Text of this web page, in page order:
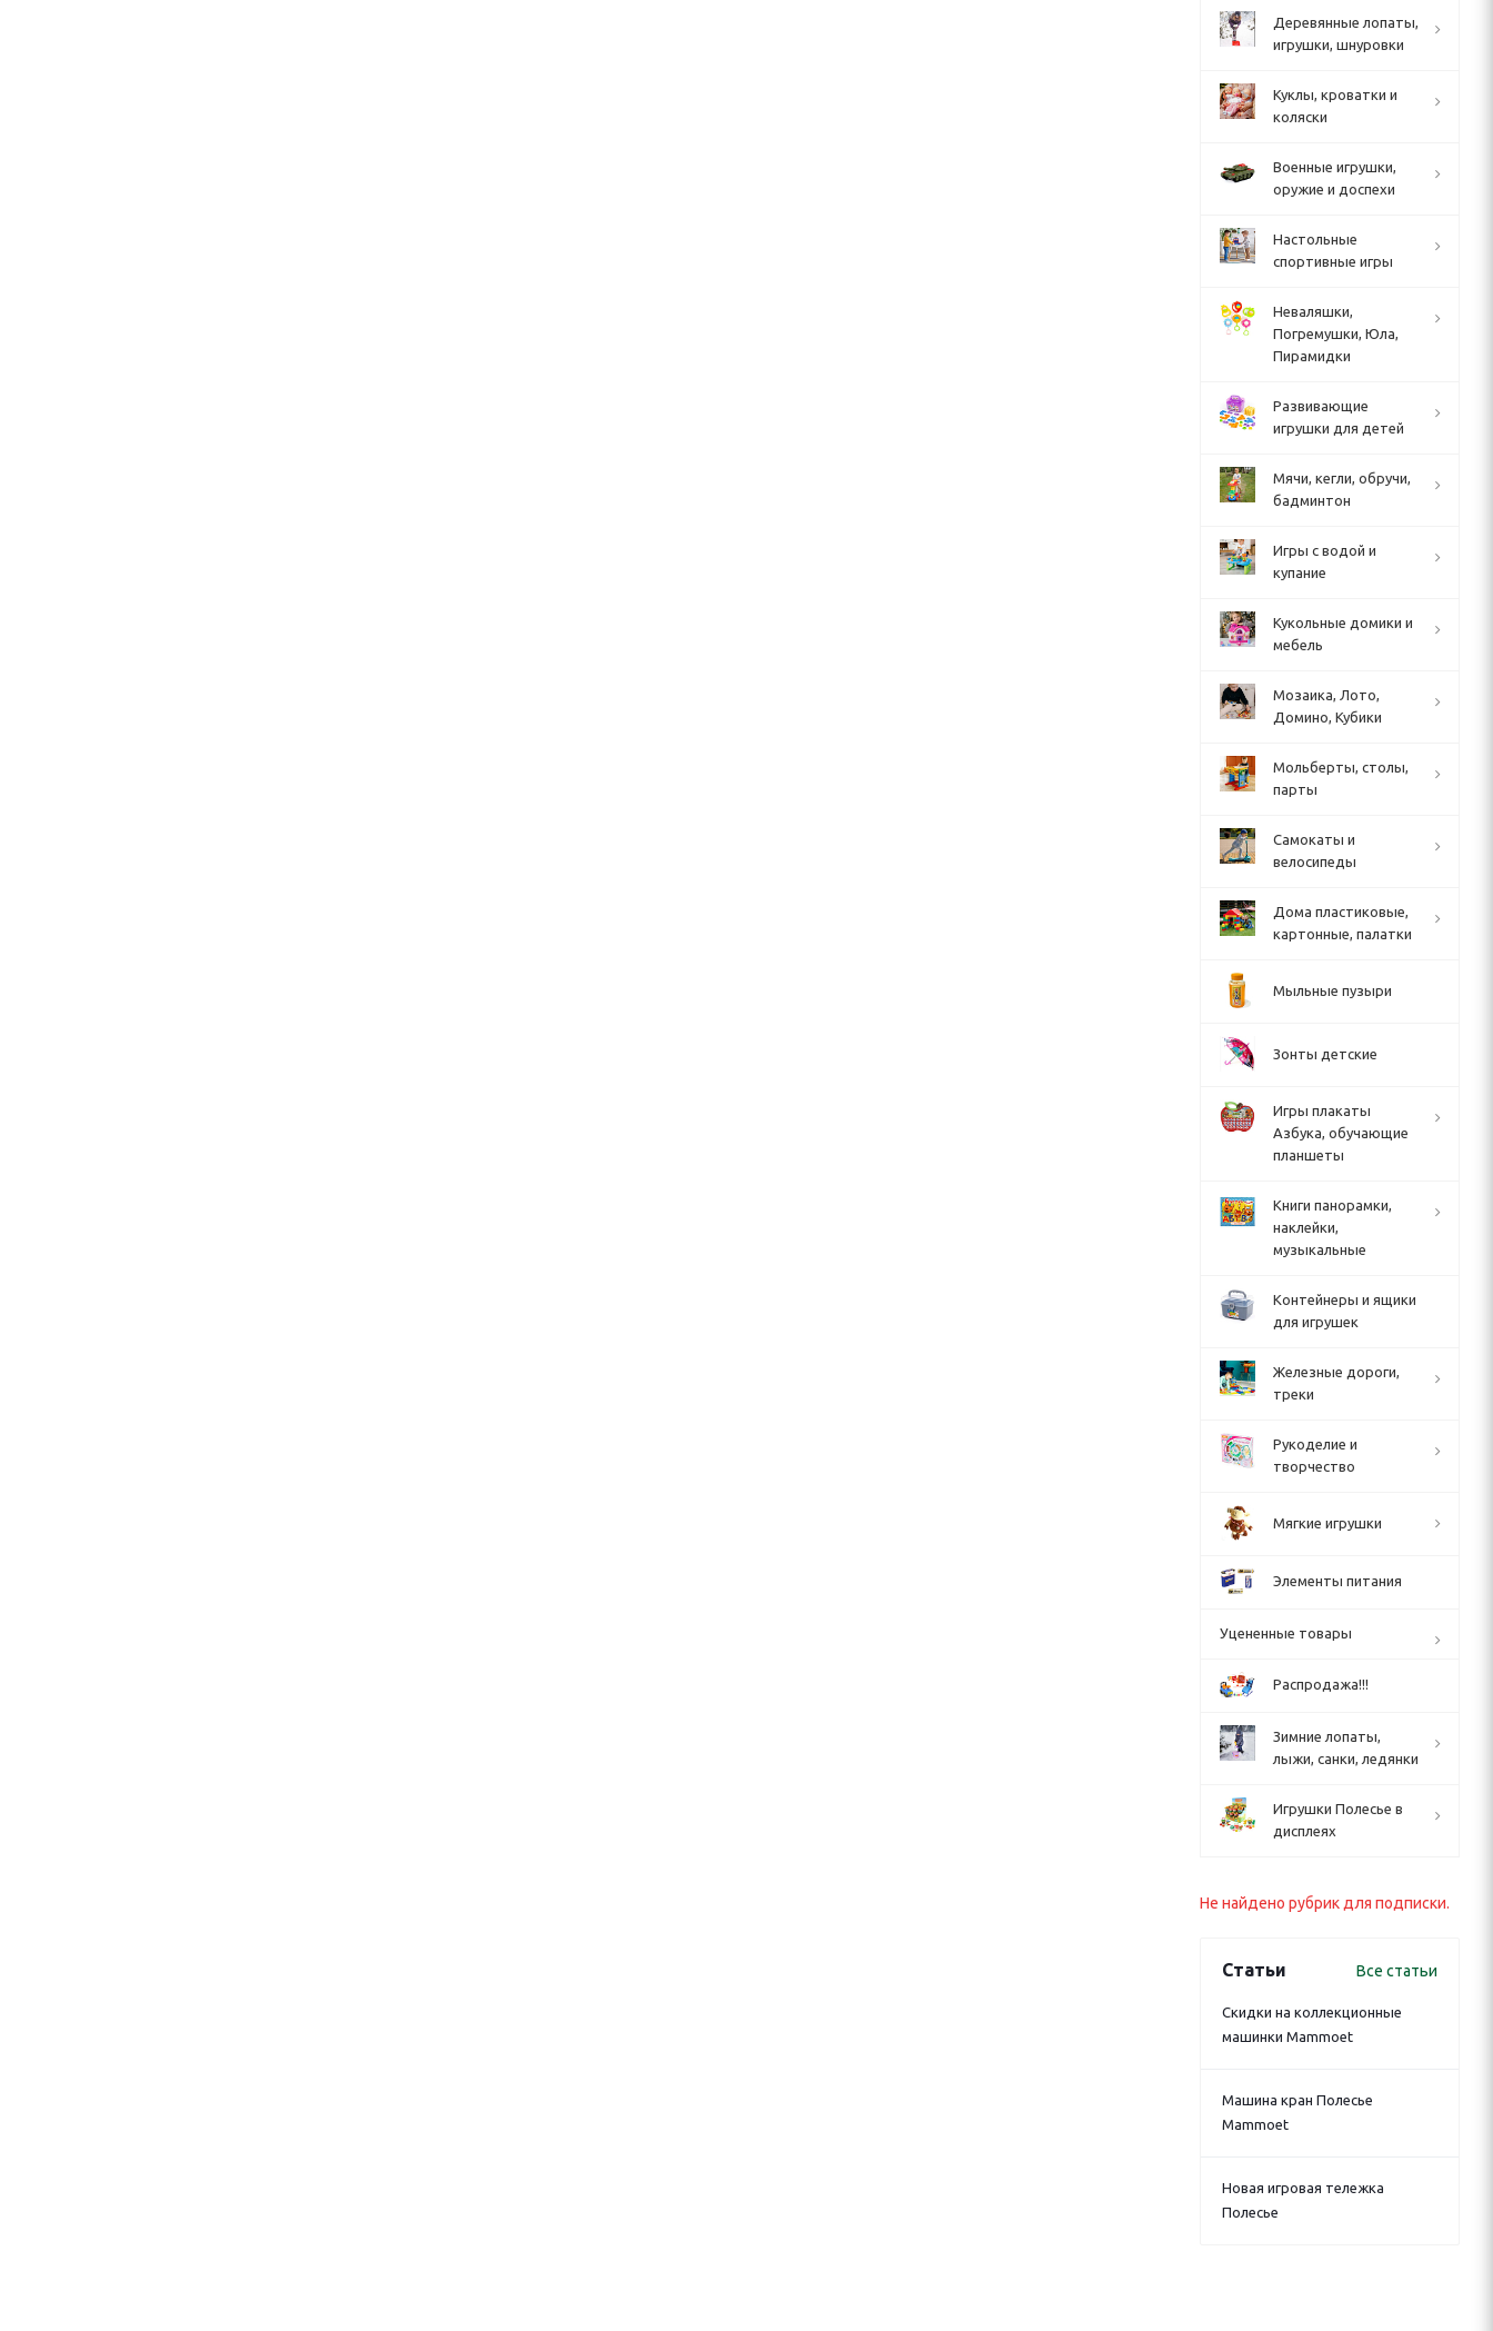
Деревянные лопаты,
игрушки, шнуровки
Куклы, кроватки и
коляски
Военные игрушки,
оружие и доспехи
Настольные
спортивные игры
Неваляшки,
Погремушки, Юла,
Пирамидки
Развивающие
игрушки для детей
Мячи, кегли, обручи,
бадминтон
Игры с водой и
купание
Кукольные домики и
мебель
Мозаика, Лото,
Домино, Кубики
Мольберты, столы,
парты
Cамокаты и
велосипеды
Дома пластиковые,
картонные, палатки
Мыльные пузыри
Зонты детские
Игры плакаты
Азбука, обучающие
планшеты
Книги панорамки,
наклейки,
музыкальные
Контейнеры и ящики
для игрушек
Железные дороги,
треки
Рукоделие и
творчество
Мягкие игрушки
Элементы питания
Уцененные товары
Распродажа!!!
Зимние лопаты,
лыжи, санки, ледянки
Игрушки Полесье в
дисплеях
Не найдено рубрик для подписки.
Статьи Все статьи
Скидки на коллекционные
машинки Mammoet
Машина кран Полесье
Mammoet
Новая игровая тележка
Полесье